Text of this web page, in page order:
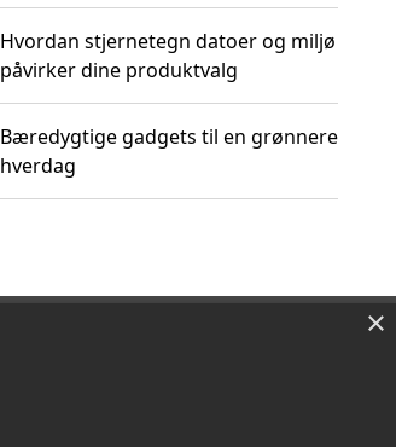
Hvordan stjernetegn datoer og miljø
påvirker dine produktvalg
Bæredygtige gadgets til en grønnere
hverdag
×